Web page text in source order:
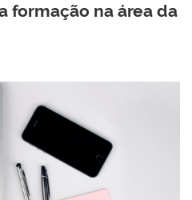
formação na área da